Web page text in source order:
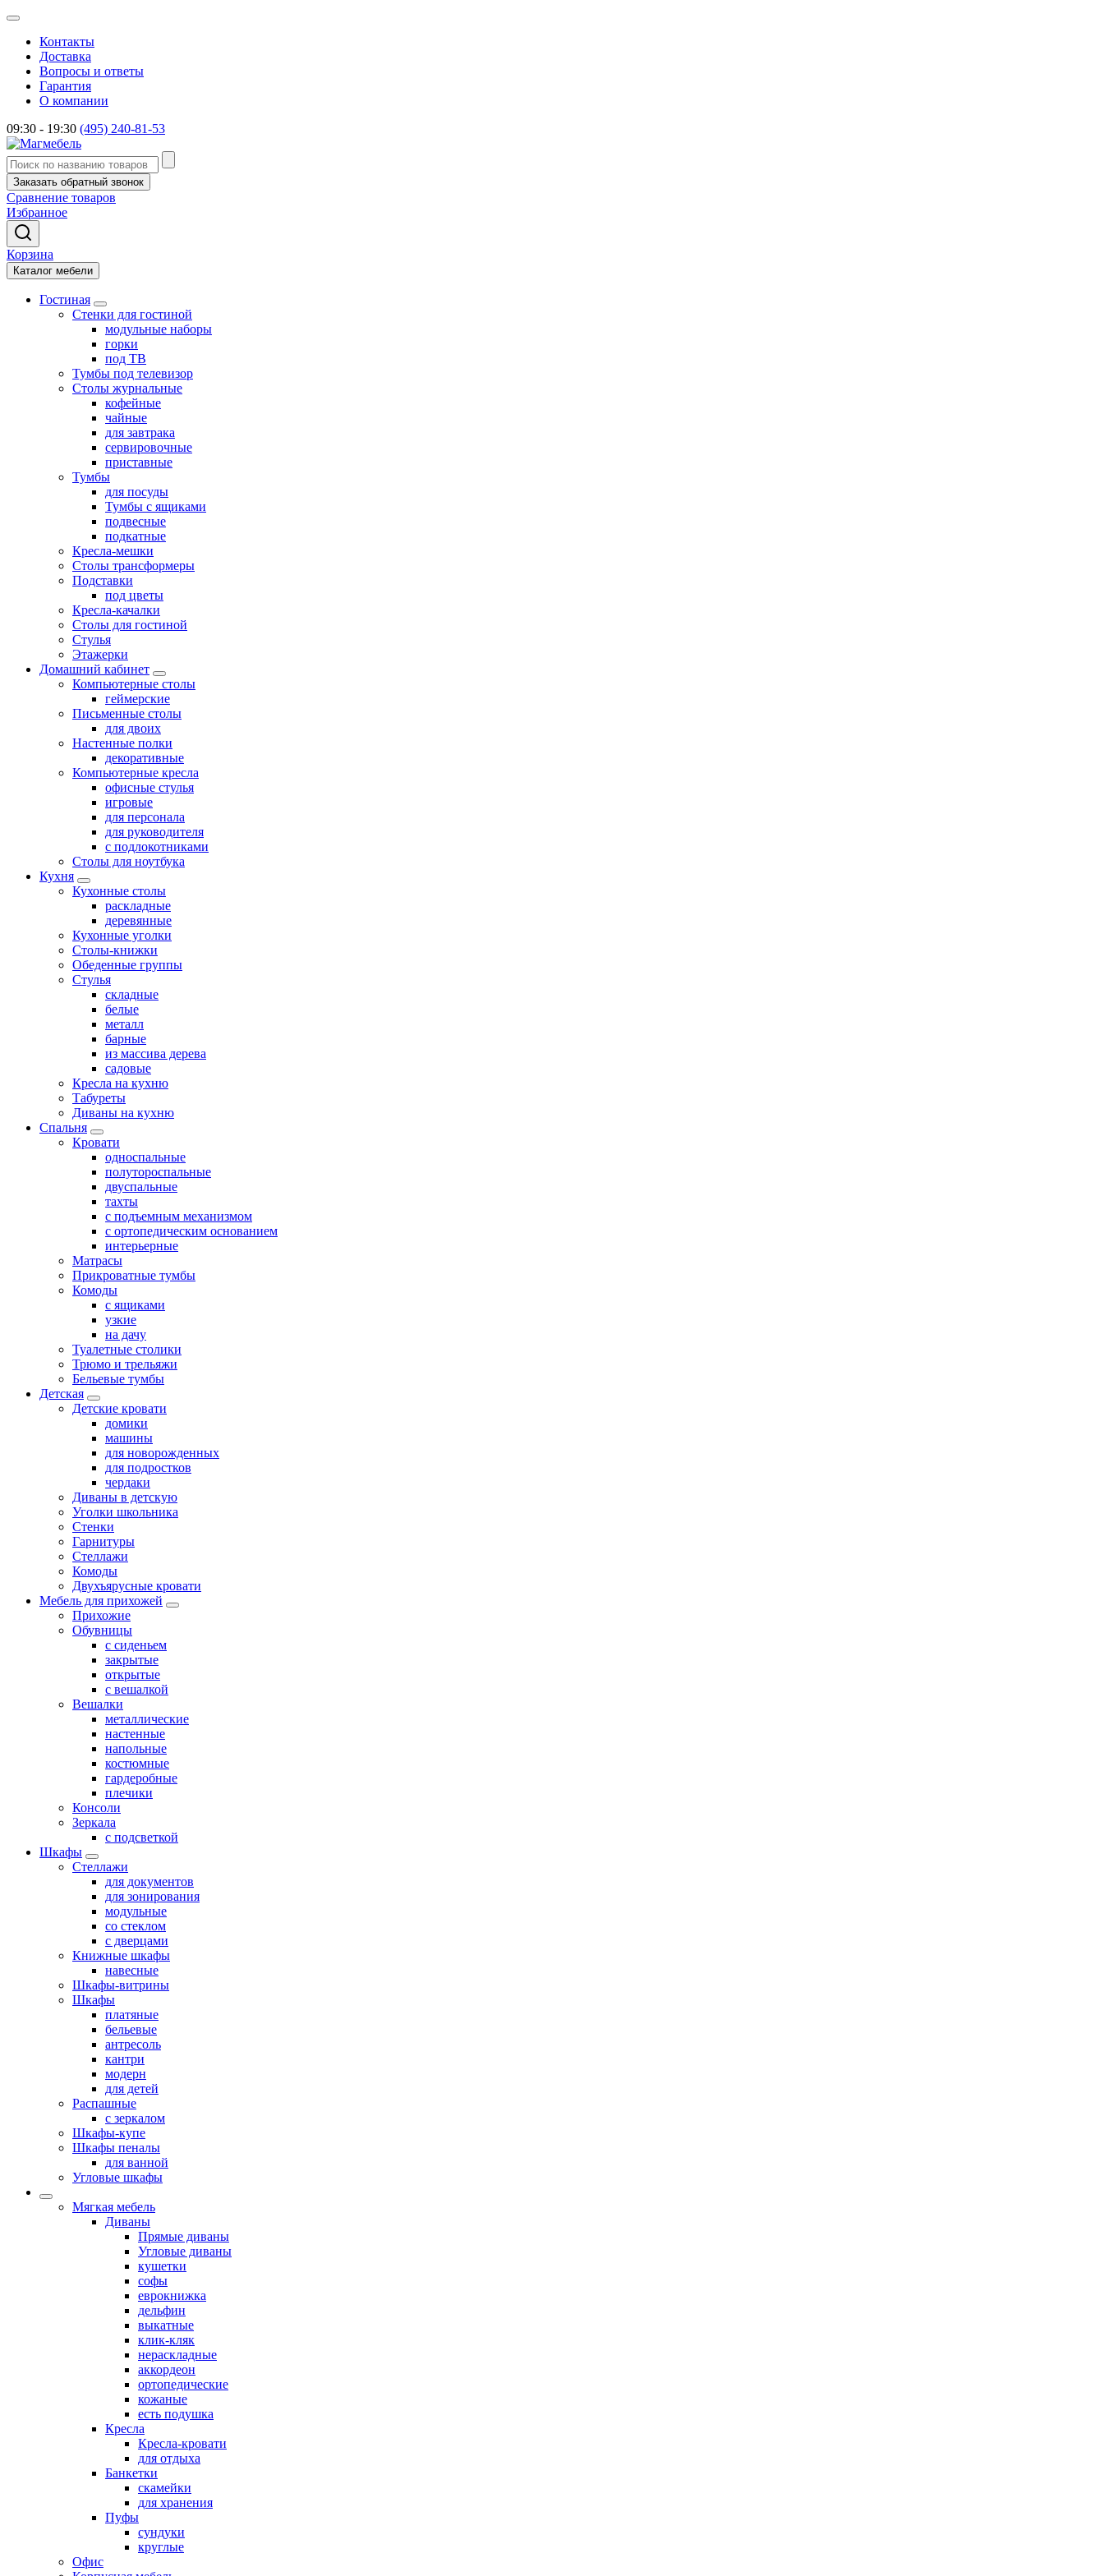
Контакты
Доставка
Вопросы и ответы
Гарантия
О компании
09:30 - 19:30 (495) 240-81-53
Заказать обратный звонок
Сравнение товаров
Избранное
Корзина
Каталог мебели
Гостиная
Стенки для гостиной
модульные наборы
горки
под ТВ
Тумбы под телевизор
Столы журнальные
кофейные
чайные
для завтрака
сервировочные
приставные
Тумбы
для посуды
Тумбы с ящиками
подвесные
подкатные
Кресла-мешки
Столы трансформеры
Подставки
под цветы
Кресла-качалки
Столы для гостиной
Стулья
Этажерки
Домашний кабинет
Компьютерные столы
геймерские
Письменные столы
для двоих
Настенные полки
декоративные
Компьютерные кресла
офисные стулья
игровые
для персонала
для руководителя
с подлокотниками
Столы для ноутбука
Кухня
Кухонные столы
раскладные
деревянные
Кухонные уголки
Столы-книжки
Обеденные группы
Стулья
складные
белые
металл
барные
из массива дерева
садовые
Кресла на кухню
Табуреты
Диваны на кухню
Спальня
Кровати
односпальные
полутороспальные
двуспальные
тахты
с подъемным механизмом
с ортопедическим основанием
интерьерные
Матрасы
Прикроватные тумбы
Комоды
с ящиками
узкие
на дачу
Туалетные столики
Трюмо и трельяжи
Бельевые тумбы
Детская
Детские кровати
домики
машины
для новорожденных
для подростков
чердаки
Диваны в детскую
Уголки школьника
Стенки
Гарнитуры
Стеллажи
Комоды
Двухъярусные кровати
Мебель для прихожей
Прихожие
Обувницы
с сиденьем
закрытые
открытые
с вешалкой
Вешалки
металлические
настенные
напольные
костюмные
гардеробные
плечики
Консоли
Зеркала
с подсветкой
Шкафы
Стеллажи
для документов
для зонирования
модульные
со стеклом
с дверцами
Книжные шкафы
навесные
Шкафы-витрины
Шкафы
платяные
бельевые
антресоль
кантри
модерн
для детей
Распашные
с зеркалом
Шкафы-купе
Шкафы пеналы
для ванной
Угловые шкафы
Мягкая мебель
Диваны
Прямые диваны
Угловые диваны
кушетки
софы
еврокнижка
дельфин
выкатные
клик-кляк
нераскладные
аккордеон
ортопедические
кожаные
есть подушка
Кресла
Кресла-кровати
для отдыха
Банкетки
скамейки
для хранения
Пуфы
сундуки
круглые
Офис